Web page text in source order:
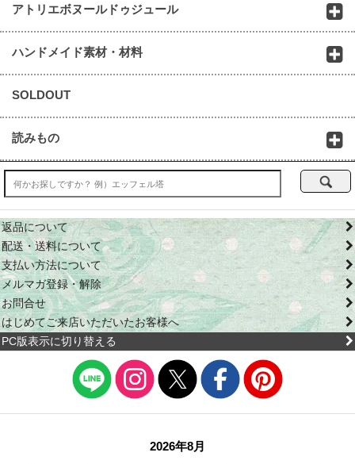
アトリエボヌールドゥジュール
ハンドメイド素材・材料
SOLDOUT
読みもの
返品について
配送・送料について
支払い方法について
メルマガ登録・解除
お問合せ
はじめてご来店いただいたお客様へ
PC版表示に切り替える
2026年8月